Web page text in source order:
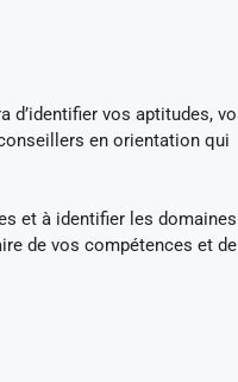
d’identifier vos aptitudes,
en orientation qui
et à identifier les
de vos compétences et